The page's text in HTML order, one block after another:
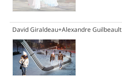
David Giraldeau+Alexandre Guilbeault